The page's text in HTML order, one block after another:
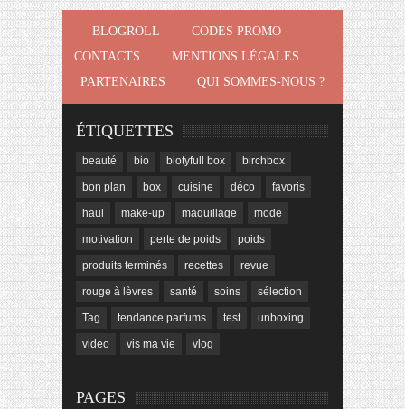
BLOGROLL
CODES PROMO
CONTACTS
MENTIONS LÉGALES
PARTENAIRES
QUI SOMMES-NOUS ?
ÉTIQUETTES
beauté bio biotyfull box birchbox
bon plan box cuisine déco favoris
haul make-up maquillage mode
motivation perte de poids poids
produits terminés recettes revue
rouge à lèvres santé soins sélection
Tag tendance parfums test unboxing
video vis ma vie vlog
PAGES